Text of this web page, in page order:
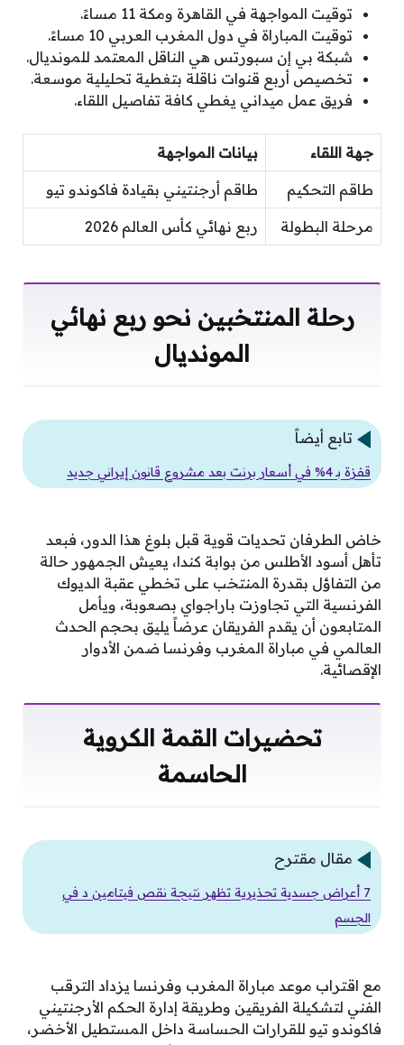
توقيت المواجهة في القاهرة ومكة 11 مساءً.
توقيت المباراة في دول المغرب العربي 10 مساءً.
شبكة بي إن سبورتس هي الناقل المعتمد للمونديال.
تخصيص أربع قنوات ناقلة بتغطية تحليلية موسعة.
فريق عمل ميداني يغطي كافة تفاصيل اللقاء.
جهة اللقاء بيانات المواجهة
طاقم التحكيم طاقم أرجنتيني بقيادة فاكوندو تيو
مرحلة البطولة ربع نهائي كأس العالم 2026
رحلة المنتخبين نحو ربع نهائي
المونديال
تابع أيضاً
قفزة بـ 4% في أسعار برنت بعد مشروع قانون إيراني جديد
خاض الطرفان تحديات قوية قبل بلوغ هذا الدور، فبعد
تأهل أسود الأطلس من بوابة كندا، يعيش الجمهور حالة
من التفاؤل بقدرة المنتخب على تخطي عقبة الديوك
الفرنسية التي تجاوزت باراجواي بصعوبة، ويأمل
المتابعون أن يقدم الفريقان عرضاً يليق بحجم الحدث
العالمي في مباراة المغرب وفرنسا ضمن الأدوار
الإقصائية.
تحضيرات القمة الكروية
الحاسمة
مقال مقترح
7 أعراض جسدية تحذيرية تظهر نتيجة نقص فيتامين د في
الجسم
مع اقتراب موعد مباراة المغرب وفرنسا يزداد الترقب
الفني لتشكيلة الفريقين وطريقة إدارة الحكم الأرجنتيني
فاكوندو تيو للقرارات الحساسة داخل المستطيل الأخضر،